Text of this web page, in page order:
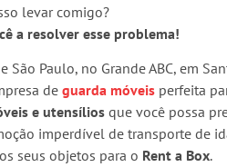
levar comigo?
a resolver esse problema!
São Paulo, no Grande ABC, em
deguarda móveis perfeita
e utensílios que você possa
imperdível de transporte de
seus objetos para o Rent a Box.